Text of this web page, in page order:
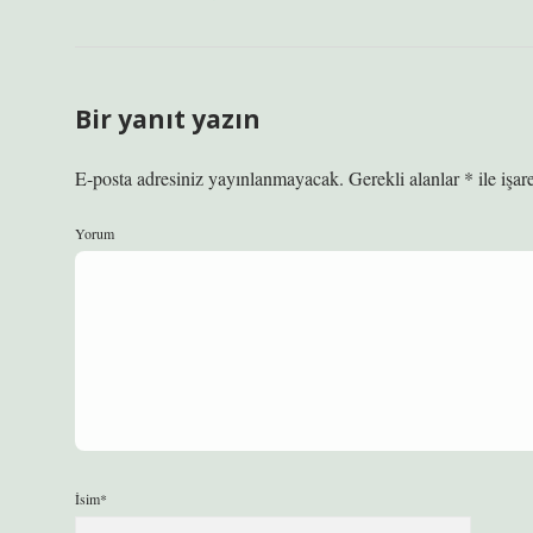
Bir yanıt yazın
E-posta adresiniz yayınlanmayacak. Gerekli alanlar* ile
Yorum
İsim*